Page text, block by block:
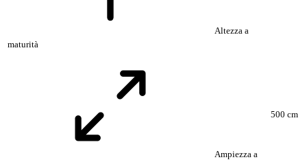
Altezza a
maturità
Ampiezza a
500 cm